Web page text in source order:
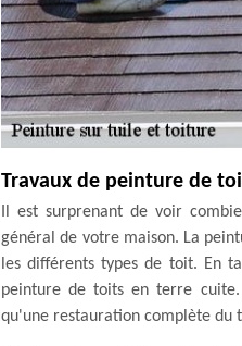
Travaux de peinture de
Il est surprenant de voir
général de votre maison. La
les différents types de toit. En
peinture de toits en terre
qu'une restauration complète du